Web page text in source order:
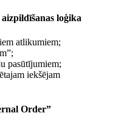
loģika
atlikumiem;
pasūtījumiem;
iekšējam
Order”